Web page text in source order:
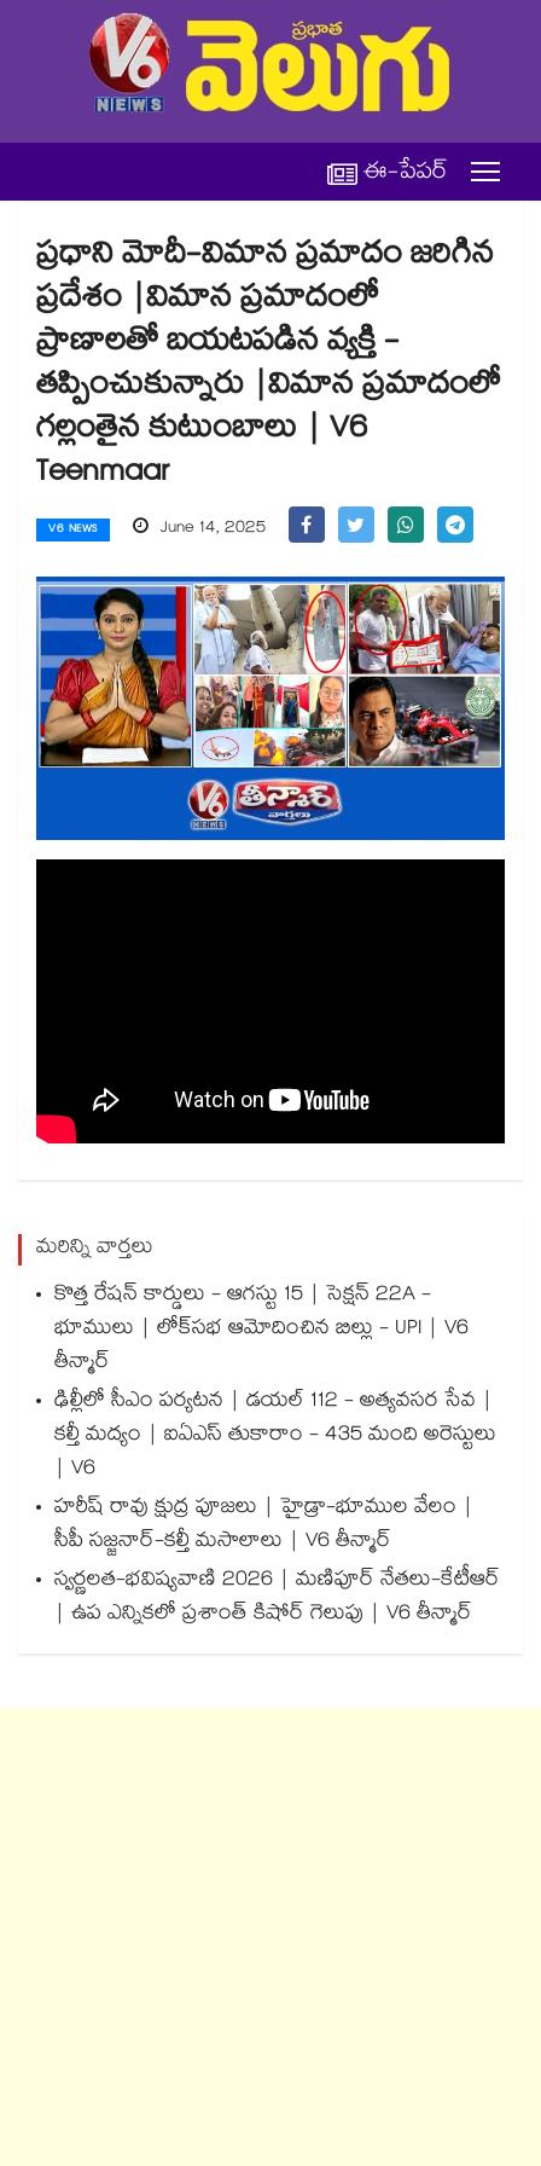
ఈ-పేపర్
ప్రధాని మోదీ-విమాన ప్రమాదం జరిగిన
ప్రదేశం |విమాన ప్రమాదంలో
ప్రాణాలతో బయటపడిన వ్యక్తి -
తప్పించుకున్నారు |విమాన ప్రమాదంలో
గల్లంతైన కుటుంబాలు | V6
Teenmaar
V6 NEWS June 14, 2025
మరిన్ని వార్తలు
కొత్త రేషన్ కార్డులు - ఆగస్టు 15 | సెక్షన్ 22A -
భూములు | లోక్‌సభ ఆమోదించిన బిల్లు - UPI | V6
తీన్మార్
ఢిల్లీలో సీఎం పర్యటన | డయల్ 112 - అత్యవసర సేవ |
కల్తీ మద్యం | ఐఏఎస్ తుకారాం - 435 మంది అరెస్టులు
| V6
హరీష్ రావు క్షుద్ర పూజలు | హైడ్రా-భూముల వేలం |
సీపీ సజ్జనార్-కల్తీ మసాలాలు | V6 తీన్మార్
స్వర్ణలత-భవిష్యవాణి 2026 | మణిపూర్ నేతలు-కేటీఆర్
| ఉప ఎన్నికలో ప్రశాంత్ కిషోర్ గెలుపు | V6 తీన్మార్